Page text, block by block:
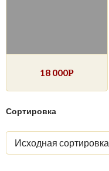
18 000Р
Сортировка
Исходная сортировка